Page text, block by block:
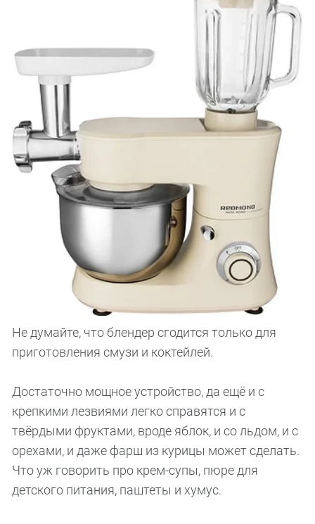
Не думайте, что блендер сгодится только для
приготовления смузи и коктейлей.
Достаточно мощное устройство, да ещё и с
крепкими лезвиями легко справятся и с
твёрдыми фруктами, вроде яблок, и со льдом, и с
орехами, и даже фарш из курицы может сделать.
Что уж говорить про крем-супы, пюре для
детского питания, паштеты и хумус.